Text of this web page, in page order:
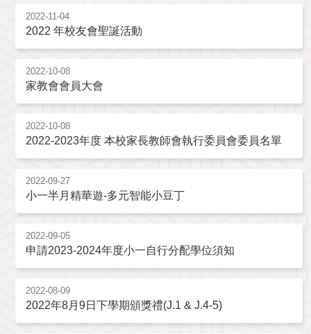
2022-11-04
2022 年校友會聖誕活動
2022-10-08
家教會會員大會
2022-10-08
2022-2023年度 本校家長教師會執行委員會委員名單
2022-09-27
小一半月精華遊-多元智能小豆丁
2022-09-05
申請2023-2024年度小一自行分配學位須知
2022-08-09
2022年8月9日下學期頒獎禮(J.1 & J.4-5)